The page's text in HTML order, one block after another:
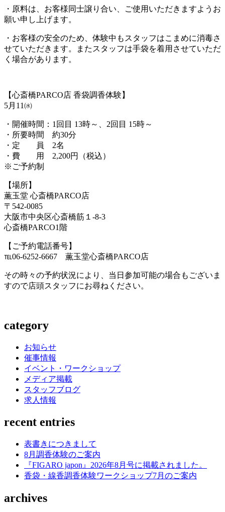
・原料は、お客様同士譲り合い、ご使用いただきますようお
願い申し上げます。
・お客様の安全のため、体験中もスタッフはこまめに消毒さ
せていただきます。またスタッフは手袋を着用させていただ
く場合があります。
【心斎橋PARCO店 香袋調香体験】
5月11㈬
・開催時間：1回目 13時～、2回目 15時～
・所要時間 約30分
・定 員 2名
・費 用 2,200円（税込）
※ご予約制
【場所】
薫玉堂 心斎橋PARCO店
〒542-0085
大阪市中央区心斎橋筋１-8-3
心斎橋PARCO1階
【ご予約電話番号】
℡06-6252-6667 薫玉堂心斎橋PARCO店
その時々の予約状況により、当日参加可能の場合もございま
すので店頭スタッフにお尋ねください。
category
お知らせ
催事情報
イベント・ワークショップ
メディア掲載
スタッフブログ
求人情報
recent entries
表書きにつきまして
8月調香体験のご案内
『FIGARO japon』2026年8月号に掲載されました。
香袋・線香調香体験ワークショップ7月のご案内
archives